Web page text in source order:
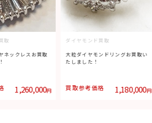
取
ネックレスお買取
1,260,000円
ダイヤモンド買取
大粒ダイヤモンドリングお買取い
たしました！
買取参考価格 1,180,000円